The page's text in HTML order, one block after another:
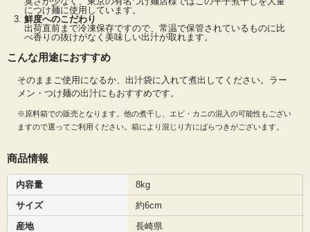
平子煮干しの一大生産地として知られる長崎で生産された真いわしの煮干しで
す。平子とは真いわしのことを指し、真いわしの煮干しは平子煮干しと呼ばれま
す。今回の煮干しはその平子煮干しにキビナゴが半分くらい混じった混じり煮干
しです。箱によって混じり方に差がありますがご了承ください。平子煮干しはカ
タクチイワシの煮干しに比べると上品な風味で魚臭さが少なく、東京の有名つけ
麺店様ではこの平子煮干しを大量につけ麺に使用しています。通常のカタクチイ
試しください。
につけ麺に使用しています。
鮮度へのこだわり
出荷直前まで冷凍保存ですので、常温で保管されているものに比
べ香りの抜けがなく美味しい出汁が取れます。
こんな用途におすすめ
そのままご使用になるか、出汁袋に入れて煮出してください。ラー
メン・つけ麺の出汁にもおすすめです。
※原料箱での販売となります。他の煮干し、エビ・カニの混入の可能性もござい
ますので選ってご利用ください。箱により混じり方にばらつきがございます。
商品情報
内容量
8kg
サイズ
約6cm
産地
長崎県